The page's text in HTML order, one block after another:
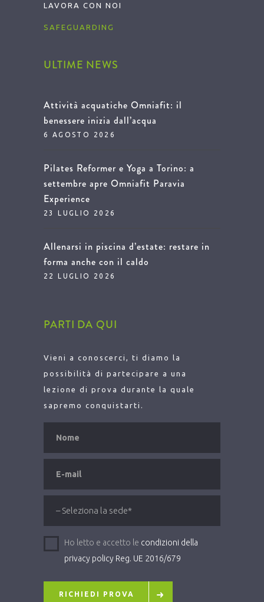
LAVORA CON NOI
SAFEGUARDING
ULTIME NEWS
Attività acquatiche Omniafit: il
benessere inizia dall’acqua
6 AGOSTO 2026
Pilates Reformer e Yoga a Torino: a
settembre apre Omniafit Paravia
Experience
23 LUGLIO 2026
Allenarsi in piscina d’estate: restare in
forma anche con il caldo
22 LUGLIO 2026
PARTI DA QUI
Vieni a conoscerci, ti diamo la
possibilità di partecipare a una
lezione di prova durante la quale
sapremo conquistarti.
Ho letto e accetto le condizioni della
privacy policy Reg. UE 2016/679
RICHIEDI PROVA